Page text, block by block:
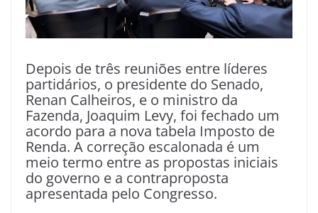
Depois de três reuniões entre líderes
partidários, o presidente do Senado,
Renan Calheiros, e o ministro da
Fazenda, Joaquim Levy, foi fechado um
acordo para a nova tabela Imposto de
Renda. A correção escalonada é um
meio termo entre as propostas iniciais
do governo e a contraproposta
apresentada pelo Congresso.